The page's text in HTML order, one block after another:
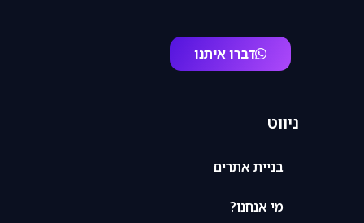
דברו איתנו
ניווט
בניית אתרים
מי אנחנו?